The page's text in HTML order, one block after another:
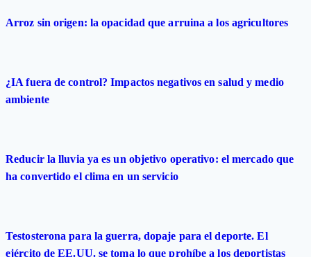
Arroz sin origen: la opacidad que arruina a los agricultores
¿IA fuera de control? Impactos negativos en salud y medio
ambiente
Reducir la lluvia ya es un objetivo operativo: el mercado que
ha convertido el clima en un servicio
Testosterona para la guerra, dopaje para el deporte. El
ejército de EE.UU. se toma lo que prohíbe a los deportistas